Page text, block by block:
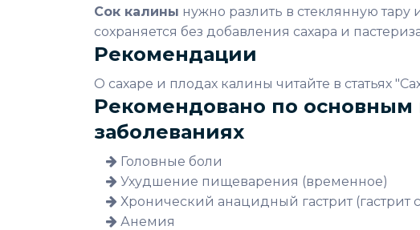
Сок калины нужно разлить в стеклянную
сохраняется без добавления сахapa и
Рекомендации
О сахаре и плодах калины читайте в статьях
Рекомендовано по
заболеваниях
Головные боли
Ухудшение пищеварения (временное)
Хронический анацидный гастрит (гастрит
Анемия